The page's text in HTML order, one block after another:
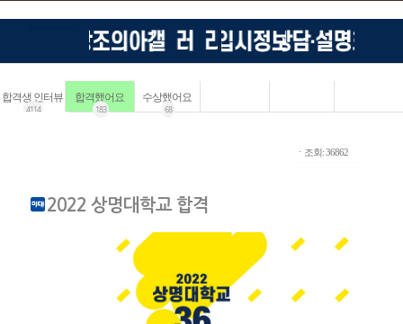
합격생 인터뷰
4114
합격했어요
183
수상했어요
68
ㆍ조회: 36862
2022 상명대학교 합격